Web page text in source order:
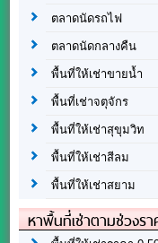
ตลาดนัดรถไฟ
ตลาดนัดกลางคืน
พื้นที่ให้เช่าขายน้ำ
พื้นที่เช่าจตุจักร
พื้นที่ให้เช่าสุขุมวิท
พื้นที่ให้เช่าสีลม
พื้นที่ให้เช่าสยาม
หาพื้นที่เช่าตามช่วงรา